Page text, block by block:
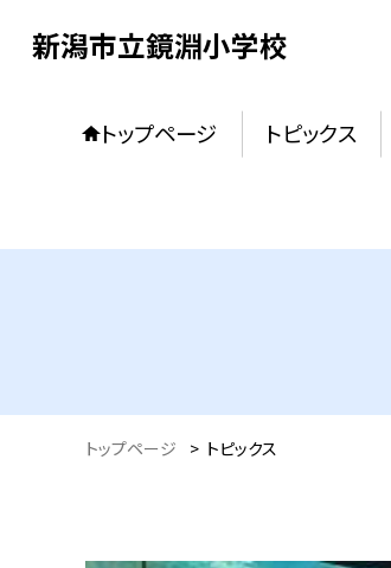
新潟市立鏡淵小学校
トップページ トピックス
トップページ > トピックス